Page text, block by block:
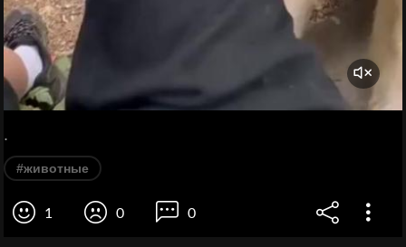
.
#животные
1 0 0